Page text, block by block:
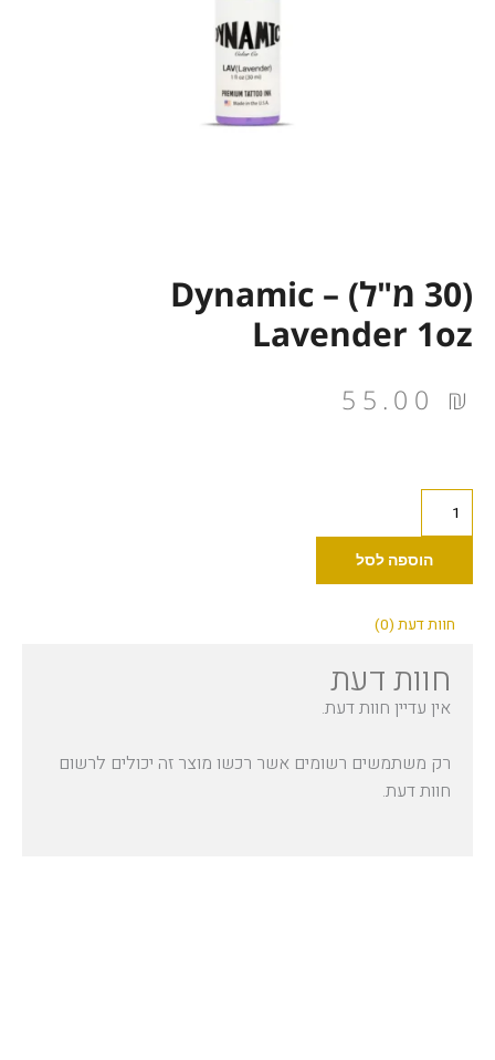
(30 מ"ל) Dynamic –
Lavender 1oz
55.00 ₪
מ"ל)
Lavender
הוספה לסל
חוות דעת (0)
חוות דעת
אין עדיין חוות דעת.
רק משתמשים רשומים אשר רכשו מוצר זה יכולים לרשום
חוות דעת.